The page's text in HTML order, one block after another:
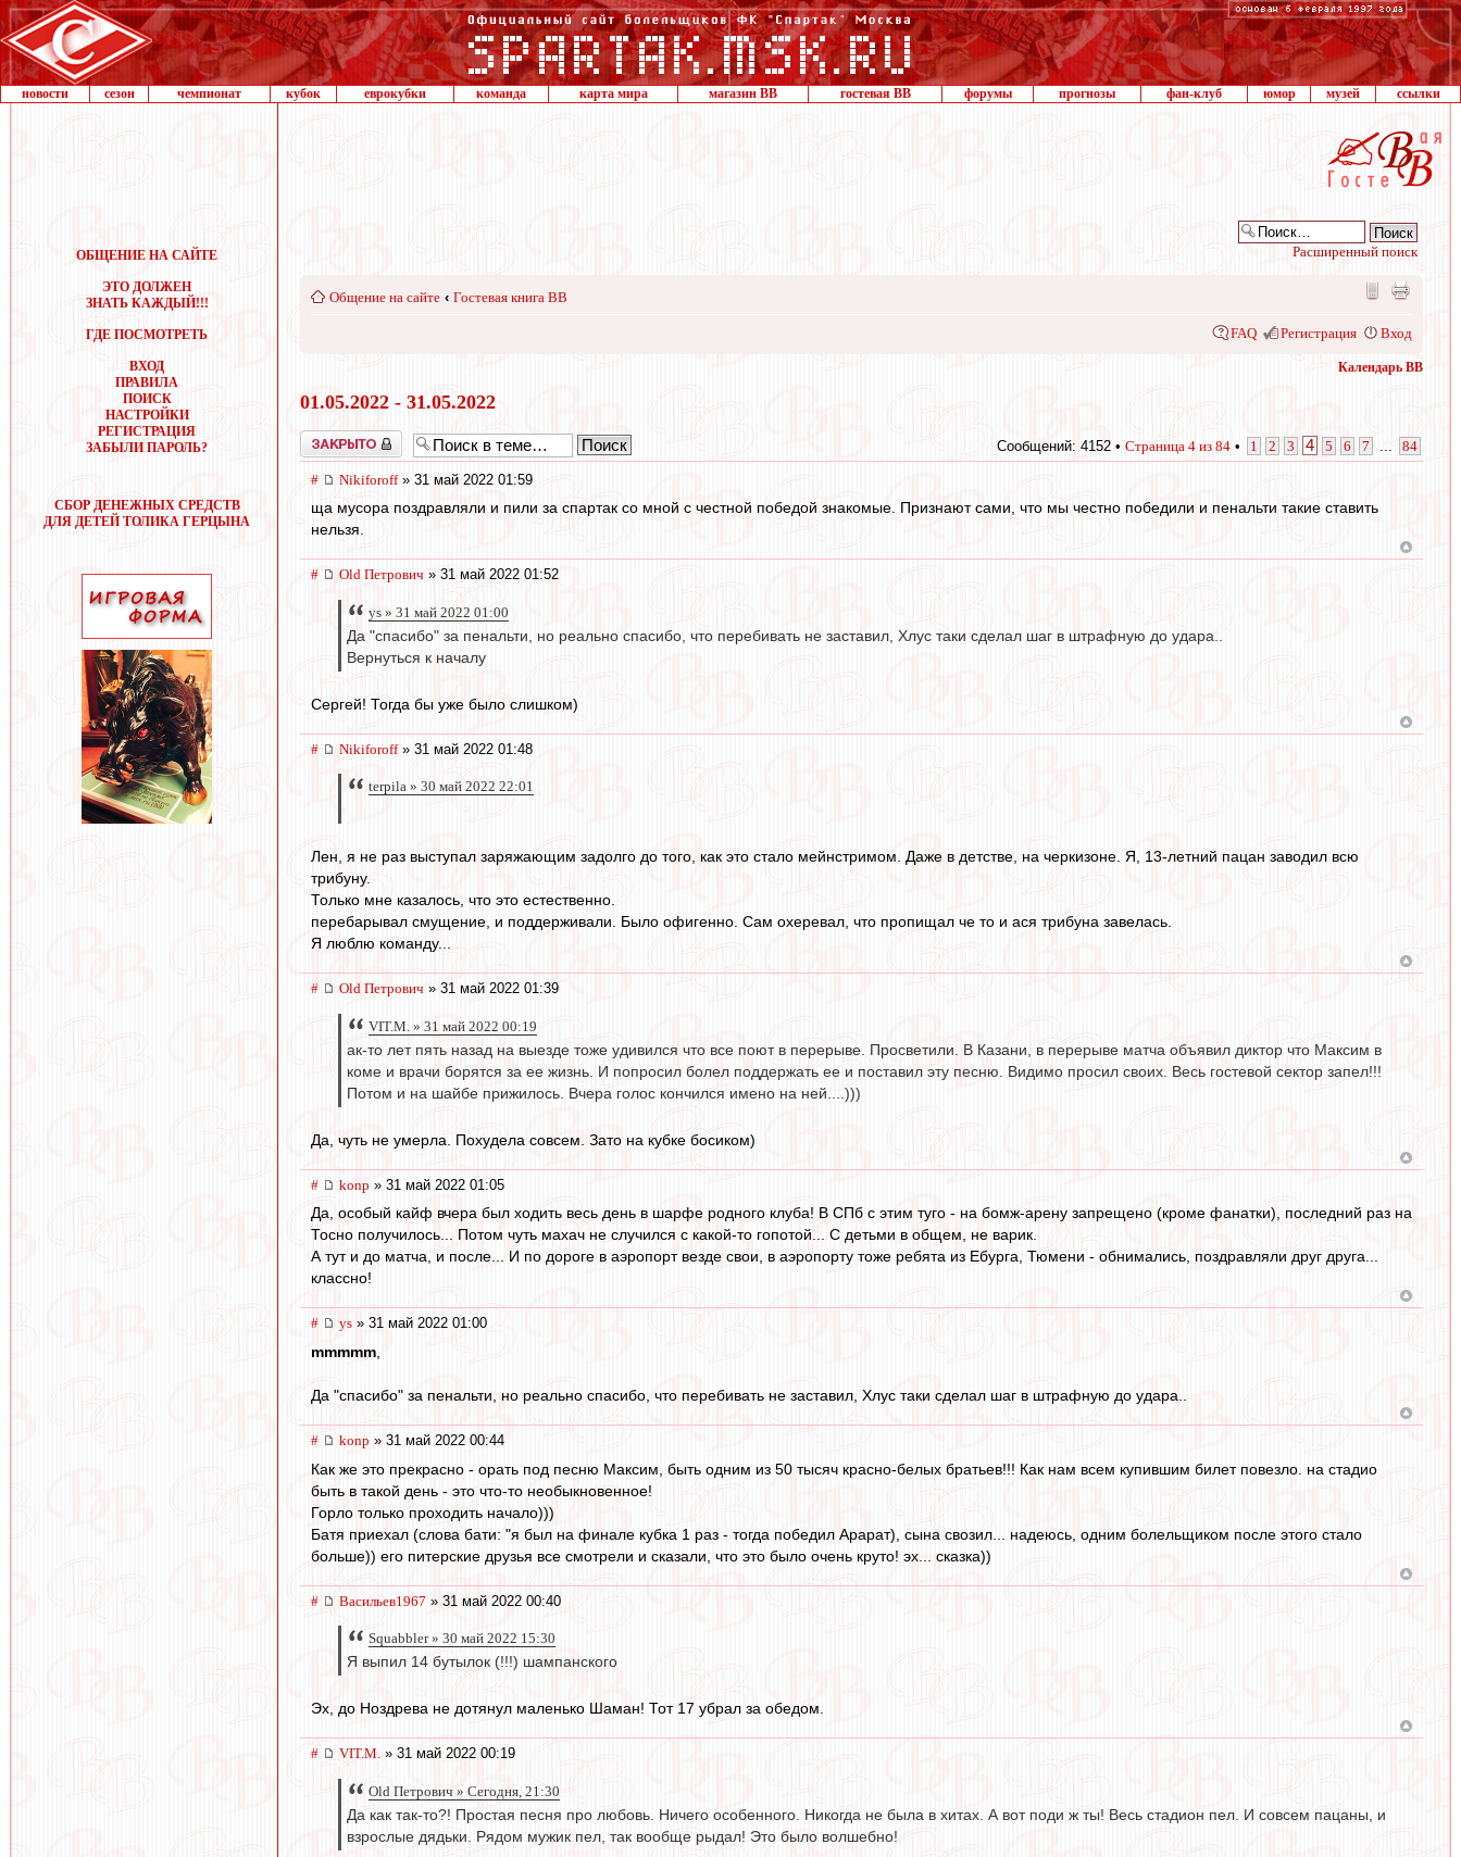
новости сезон чемпионат кубок еврокубки команда карта мира магазин ВВ гостевая ВВ форумы прогнозы фан-клуб юмор музей ссылки
ОБЩЕНИЕ НА САЙТЕ
ЭТО ДОЛЖЕН
ЗНАТЬ КАЖДЫЙ!!!
ГДЕ ПОСМОТРЕТЬ
ВХОД
ПРАВИЛА
ПОИСК
НАСТРОЙКИ
РЕГИСТРАЦИЯ
ЗАБЫЛИ ПАРОЛЬ?
СБОР ДЕНЕЖНЫХ СРЕДСТВ
ДЛЯ ДЕТЕЙ ТОЛИКА ГЕРЦЫНА
Расширенный поиск
Общение на сайте ‹ Гостевая книга ВВ
FAQ Регистрация Вход
Календарь ВВ
01.05.2022 - 31.05.2022
Закрыто Сообщений: 4152 • Страница 4 из 84 • 1 2 3 4 5 6 7 84
# Nikiforoff» 31 май 2022 01:59
ща мусора поздравляли и пили за спартак со мной с честной победой знакомые. Признают сами, что мы честно победили и пенальти такие ставить
нельзя.
# Old Петрович » 31 май 2022 01:52
ys » 31 май 2022 01:00
Да "спасибо" за пенальти, но реально спасибо, что перебивать не заставил, Хлус таки сделал шаг в штрафную до удара..
Вернуться к началу
Сергей! Тогда бы уже было слишком)
# Nikiforoff» 31 май 2022 01:48
terpila » 30 май 2022 22:01
Лен, я не раз выступал заряжающим задолго до того, как это стало мейнстримом. Даже в детстве, на черкизоне. Я, 13-летний пацан заводил всю
трибуну.
Только мне казалось, что это естественно.
перебарывал смущение, и поддерживали. Было офигенно. Сам охеревал, что пропищал че то и ася трибуна завелась.
Я люблю команду...
# Old Петрович » 31 май 2022 01:39
VIT.M. » 31 май 2022 00:19
ак-то лет пять назад на выезде тоже удивился что все поют в перерыве. Просветили. В Казани, в перерыве матча объявил диктор что Максим в
коме и врачи борятся за ее жизнь. И попросил болел поддержать ее и поставил эту песню. Видимо просил своих. Весь гостевой сектор запел!!!
Потом и на шайбе прижилось. Вчера голос кончился имено на ней....)))
Да, чуть не умерла. Похудела совсем. Зато на кубке босиком)
# konp » 31 май 2022 01:05
Да, особый кайф вчера был ходить весь день в шарфе родного клуба! В СПб с этим туго - на бомж-арену запрещено (кроме фанатки), последний раз на
Тосно получилось... Потом чуть махач не случился с какой-то гопотой... С детьми в общем, не варик.
А тут и до матча, и после... И по дороге в аэропорт везде свои, в аэропорту тоже ребята из Ебурга, Тюмени - обнимались, поздравляли друг друга...
классно!
# ys » 31 май 2022 01:00
mmmmm
Да "спасибо" за пенальти, но реально спасибо, что перебивать не заставил, Хлус таки сделал шаг в штрафную до удара..
# konp » 31 май 2022 00:44
Как же это прекрасно - орать под песню Максим, быть одним из 50 тысяч красно-белых братьев!!! Как нам всем купившим билет повезло. на стадио
быть в такой день - это что-то необыкновенное!
Горло только проходить начало)))
Батя приехал (слова бати: "я был на финале кубка 1 раз - тогда победил Арарат), сына свозил... надеюсь, одним болельщиком после этого стало
больше)) его питерские друзья все смотрели и сказали, что это было очень круто! эх... сказка))
# Васильев1967 » 31 май 2022 00:40
Squabbler » 30 май 2022 15:30
Я выпил 14 бутылок (!!!) шампанского
Эх, до Ноздрева не дотянул маленько Шаман! Тот 17 убрал за обедом.
# VIT.M. » 31 май 2022 00:19
Old Петрович » Сегодня, 21:30
Да как так-то?! Простая песня про любовь. Ничего особенного. Никогда не была в хитах. А вот поди ж ты! Весь стадион пел. И совсем пацаны, и
взрослые дядьки. Рядом мужик пел, так вообще рыдал! Это было волшебно!